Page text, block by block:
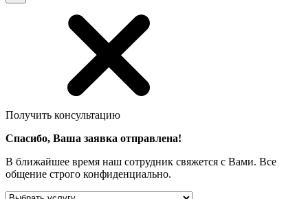
Получить консультацию
Спасибо, Ваша заявка отправлена!
В ближайшее время наш сотрудник свяжется с Вами. Все
общение строго конфиденциально.